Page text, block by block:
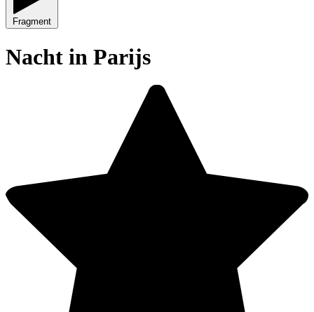
Fragment
Nacht in Parijs